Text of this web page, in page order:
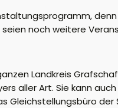
noch weitere
Landkreis
aller Art. Sie kann
Gleichstellungsbüro